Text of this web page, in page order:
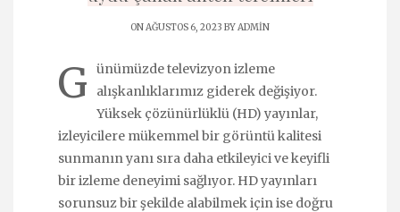
ON AĞUSTOS 6, 2023 BYADMIN
G
ünümüzde televizyon izleme
alışkanlıklarımız giderek değişiyor.
Yüksek çözünürlüklü (HD) yayınlar,
izleyicilere mükemmel bir görüntü kalitesi
sunmanın yanı sıra daha etkileyici ve keyifli
bir izleme deneyimi sağlıyor. HD yayınları
sorunsuz bir şekilde alabilmek için ise doğru